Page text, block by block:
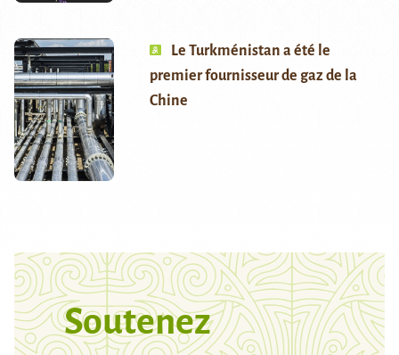
Le Turkménistan a été le
premier fournisseur de gaz de la
Chine
Soutenez